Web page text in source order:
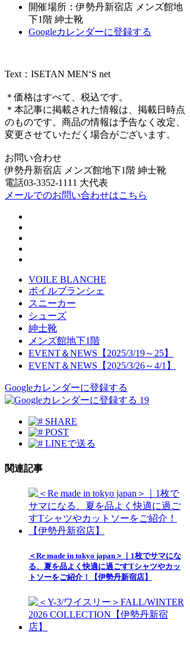
開催場所：伊勢丹新宿店 メンズ館地
下1階 紳士靴
Googleカレンダーに登録する
Text：ISETAN MEN‘S net
＊価格はすべて、税込です。
＊本記事に掲載された情報は、掲載日時点
のものです。商品の情報は予告なく改定、
変更させていただく場合がございます。
お問い合わせ
伊勢丹新宿店 メンズ館地下1階 紳士靴
電話03-3352-1111 大代表
メールでのお問い合わせはこちら
VOILE BLANCHE
ボイルブランシェ
スニーカー
シューズ
紳士靴
メンズ館地下1階
EVENT＆NEWS【2025/3/19～25】
EVENT＆NEWS【2025/3/26～4/1】
Googleカレンダーに登録する
19
SHARE
POST
LINEで送る
関連記事
＜Re made in tokyo japan＞｜1枚でサマにな
る、夏を品よく快適に過ごすTシャツやカッ
トソーをご紹介！【伊勢丹新宿店】